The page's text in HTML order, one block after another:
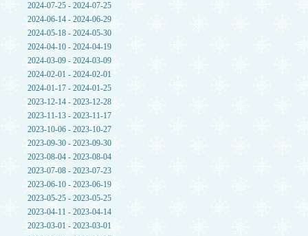
2024-07-25 - 2024-07-25
2024-06-14 - 2024-06-29
2024-05-18 - 2024-05-30
2024-04-10 - 2024-04-19
2024-03-09 - 2024-03-09
2024-02-01 - 2024-02-01
2024-01-17 - 2024-01-25
2023-12-14 - 2023-12-28
2023-11-13 - 2023-11-17
2023-10-06 - 2023-10-27
2023-09-30 - 2023-09-30
2023-08-04 - 2023-08-04
2023-07-08 - 2023-07-23
2023-06-10 - 2023-06-19
2023-05-25 - 2023-05-25
2023-04-11 - 2023-04-14
2023-03-01 - 2023-03-01